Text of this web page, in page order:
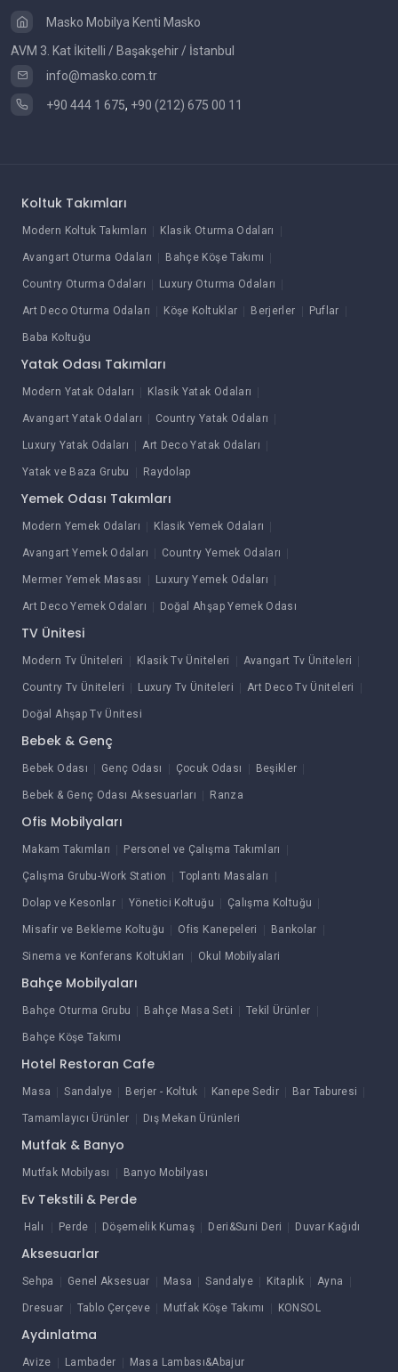
Masko Mobilya Kenti Masko
AVM 3. Kat İkitelli / Başakşehir / İstanbul
info@masko.com.tr
+90 444 1 675, +90 (212) 675 00 11
Koltuk Takımları
Modern Koltuk Takımları Klasik Oturma Odaları
Avangart Oturma Odaları Bahçe Köşe Takımı
Country Oturma Odaları Luxury Oturma Odaları
Art Deco Oturma Odaları Köşe Koltuklar Berjerler Puflar
Baba Koltuğu
Yatak Odası Takımları
Modern Yatak Odaları Klasik Yatak Odaları
Avangart Yatak Odaları Country Yatak Odaları
Luxury Yatak Odaları Art Deco Yatak Odaları
Yatak ve Baza Grubu Raydolap
Yemek Odası Takımları
Modern Yemek Odaları Klasik Yemek Odaları
Avangart Yemek Odaları Country Yemek Odaları
Mermer Yemek Masası Luxury Yemek Odaları
Art Deco Yemek Odaları Doğal Ahşap Yemek Odası
TV Ünitesi
Modern Tv Üniteleri Klasik Tv Üniteleri Avangart Tv Üniteleri
Country Tv Üniteleri Luxury Tv Üniteleri Art Deco Tv Üniteleri
Doğal Ahşap Tv Ünitesi
Bebek & Genç
Bebek Odası Genç Odası Çocuk Odası Beşikler
Bebek & Genç Odası Aksesuarları Ranza
Ofis Mobilyaları
Makam Takımları Personel ve Çalışma Takımları
Çalışma Grubu-Work Station Toplantı Masaları
Dolap ve Kesonlar Yönetici Koltuğu Çalışma Koltuğu
Misafir ve Bekleme Koltuğu Ofis Kanepeleri Bankolar
Sinema ve Konferans Koltukları Okul Mobilyalari
Bahçe Mobilyaları
Bahçe Oturma Grubu Bahçe Masa Seti Tekil Ürünler
Bahçe Köşe Takımı
Hotel Restoran Cafe
Masa Sandalye Berjer - Koltuk Kanepe Sedir Bar Taburesi
Tamamlayıcı Ürünler Dış Mekan Ürünleri
Mutfak & Banyo
Mutfak Mobilyası Banyo Mobilyası
Ev Tekstili & Perde
Halı Perde Döşemelik Kumaş Deri&Suni Deri Duvar Kağıdı
Aksesuarlar
Sehpa Genel Aksesuar Masa Sandalye Kitaplık Ayna
Dresuar Tablo Çerçeve Mutfak Köşe Takımı KONSOL
Aydınlatma
Avize Lambader Masa Lambası&Abajur